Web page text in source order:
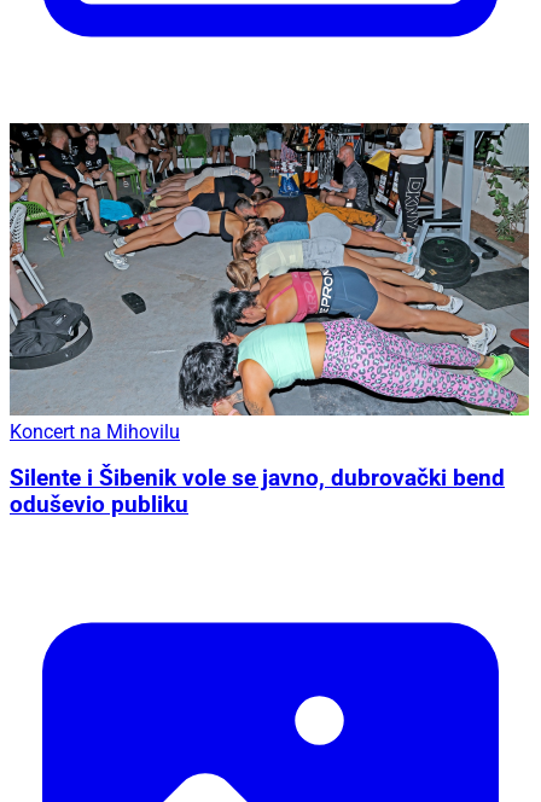
Koncert na Mihovilu
Silente i Šibenik vole se javno, dubrovački bend
oduševio publiku